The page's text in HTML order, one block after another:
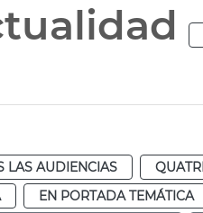
LAS AUDIENCIAS
EN PORTADA TEMÁTICA